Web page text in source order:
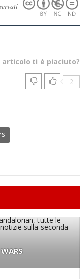
articolo ti è piaciuto?
2